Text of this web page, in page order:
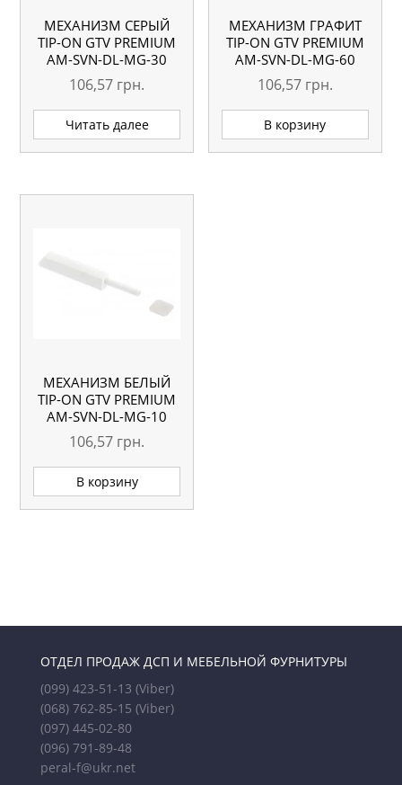
МЕХАНИЗМ СЕРЫЙ
TIP-ON GTV PREMIUM
АМ-SVN-DL-MG-30
106,57 грн.
Читать далее
МЕХАНИЗМ ГРАФИТ
TIP-ON GTV PREMIUM
АМ-SVN-DL-MG-60
106,57 грн.
В корзину
МЕХАНИЗМ БЕЛЫЙ
TIP-ON GTV PREMIUM
АМ-SVN-DL-MG-10
106,57 грн.
В корзину
ОТДЕЛ ПРОДАЖ ДСП И МЕБЕЛЬНОЙ ФУРНИТУРЫ
(099) 423-51-13 (Viber)
(068) 762-85-15 (Viber)
(097) 445-02-80
(096) 791-89-48
peral-f@ukr.net